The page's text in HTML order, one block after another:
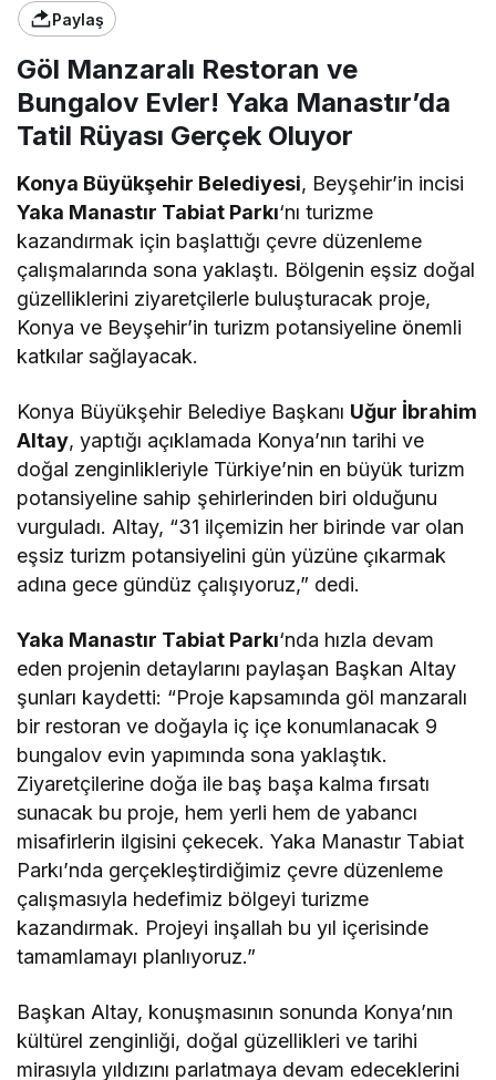
Paylaş
Göl Manzaralı Restoran ve
Bungalov Evler! Yaka Manastır’da
Tatil Rüyası Gerçek Oluyor
Konya Büyükşehir Belediyesi, Beyşehir’in incisi
Yaka Manastır Tabiat Parkı‘nı turizme
kazandırmak için başlattığı çevre düzenleme
çalışmalarında sona yaklaştı. Bölgenin eşsiz doğal
güzelliklerini ziyaretçilerle buluşturacak proje,
Konya ve Beyşehir’in turizm potansiyeline önemli
katkılar sağlayacak.
Konya Büyükşehir Belediye Başkanı Uğur İbrahim
Altay, yaptığı açıklamada Konya’nın tarihi ve
doğal zenginlikleriyle Türkiye’nin en büyük turizm
potansiyeline sahip şehirlerinden biri olduğunu
vurguladı. Altay, “31 ilçemizin her birinde var olan
eşsiz turizm potansiyelini gün yüzüne çıkarmak
adına gece gündüz çalışıyoruz,” dedi.
Yaka Manastır Tabiat Parkı‘nda hızla devam
eden projenin detaylarını paylaşan Başkan Altay
şunları kaydetti: “Proje kapsamında göl manzaralı
bir restoran ve doğayla iç içe konumlanacak 9
bungalov evin yapımında sona yaklaştık.
Ziyaretçilerine doğa ile baş başa kalma fırsatı
sunacak bu proje, hem yerli hem de yabancı
misafirlerin ilgisini çekecek. Yaka Manastır Tabiat
Parkı’nda gerçekleştirdiğimiz çevre düzenleme
çalışmasıyla hedefimiz bölgeyi turizme
kazandırmak. Projeyi inşallah bu yıl içerisinde
tamamlamayı planlıyoruz.”
Başkan Altay, konuşmasının sonunda Konya’nın
kültürel zenginliği, doğal güzellikleri ve tarihi
mirasıyla yıldızını parlatmaya devam edeceklerini